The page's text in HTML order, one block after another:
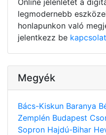
legmodernebb
honlapunkon való
jelentkezz be
Megyék
Bács-Kiskun Baranya
Zemplén Budapest
Sopron Hajdú-Bihar